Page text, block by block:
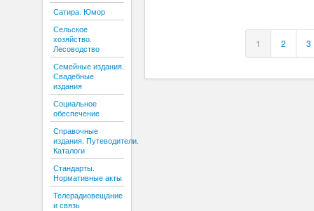
Сатира. Юмор
Сельское
хозяйство.
Лесоводство
Семейные издания.
Свадебные
издания
Социальное
обеспечение
Справочные
издания. Путеводители.
Каталоги
Стандарты.
Нормативные акты
Телерадиовещание
и связь
1 2 3